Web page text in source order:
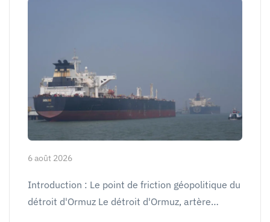
6 août 2026
Introduction : Le point de friction géopolitique du
détroit d'Ormuz Le détroit d'Ormuz, artère…